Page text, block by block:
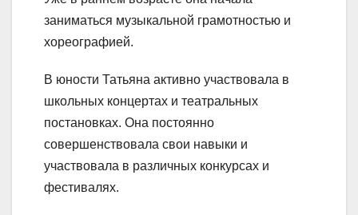
заниматься музыкальной грамотностью и
хореографией.
В юности Татьяна активно участвовала в
школьных концертах и театральных
постановках. Она постоянно
совершенствовала свои навыки и
участвовала в различных конкурсах и
фестивалях.